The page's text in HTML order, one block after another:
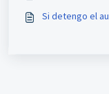
Si detengo el